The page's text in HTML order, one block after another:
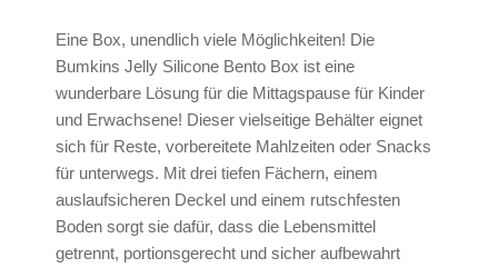
Eine Box, unendlich viele Möglichkeiten! Die
Bumkins Jelly Silicone Bento Box ist eine
wunderbare Lösung für die Mittagspause für Kinder
und Erwachsene! Dieser vielseitige Behälter eignet
sich für Reste, vorbereitete Mahlzeiten oder Snacks
für unterwegs. Mit drei tiefen Fächern, einem
auslaufsicheren Deckel und einem rutschfesten
Boden sorgt sie dafür, dass die Lebensmittel
getrennt, portionsgerecht und sicher aufbewahrt